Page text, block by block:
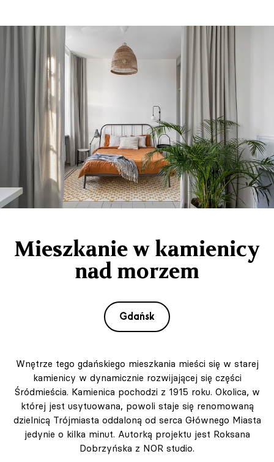
Mieszkanie w kamienicy
nad morzem
Gdańsk
Wnętrze tego gdańskiego mieszkania mieści się w starej
kamienicy w dynamicznie rozwijającej się części
Śródmieścia. Kamienica pochodzi z 1915 roku. Okolica, w
której jest usytuowana, powoli staje się renomowaną
dzielnicą Trójmiasta oddaloną od serca Głównego Miasta
jedynie o kilka minut. Autorką projektu jest Roksana
Dobrzyńska z NOR studio.